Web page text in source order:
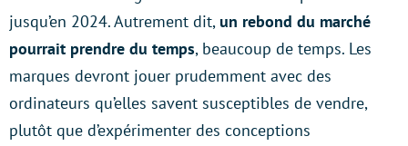
jusqu’en 2024. Autrement dit, un rebond du marché
pourrait prendre du temps, beaucoup de temps. Les
marques devront jouer prudemment avec des
ordinateurs qu’elles savent susceptibles de vendre,
plutôt que d’expérimenter des conceptions